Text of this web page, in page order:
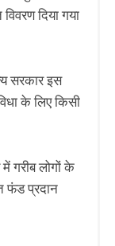
दिया गया
सरकार इस
के लिए किसी
गरीब लोगों के
फंड प्रदान